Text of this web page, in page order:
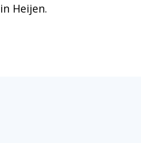
in Heijen.